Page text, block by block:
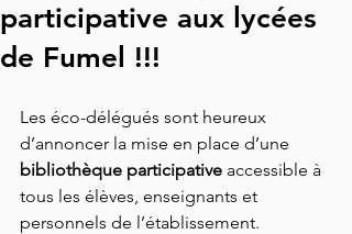
participative aux lycées
de Fumel !!!
Les éco-délégués sont heureux
d’annoncer la mise en place d’une
bibliothèque participative accessible à
tous les élèves, enseignants et
personnels de l’établissement.